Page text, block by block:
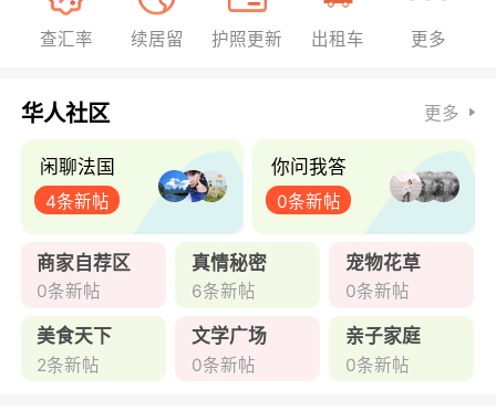
查汇率 续居留 护照更新 出租车 更多
华人社区 更多
闲聊法国
4条新帖
你问我答
0条新帖
商家自荐区
0条新帖
真情秘密
6条新帖
宠物花草
0条新帖
美食天下
2条新帖
文学广场
0条新帖
亲子家庭
0条新帖